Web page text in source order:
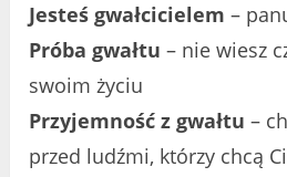
Jesteś gwałcicielem –
Próba gwałtu – nie wiesz
swoim życiu
Przyjemność z gwałtu –
przed ludźmi, którzy chcą